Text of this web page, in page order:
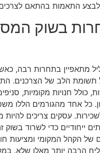
התאמות בהתאם
בשוק
מתאפיין בתחרות רבה,
תשומת הלב של הצרכנים.
כולל חנויות מקומיות,
כל אחד מהגורמים הללו
עסקים צריכים להיות
ייחודיים כדי לשרוד בשוק
הקהל המקומי ומציעות
הרבה יותר מאלו שלא.